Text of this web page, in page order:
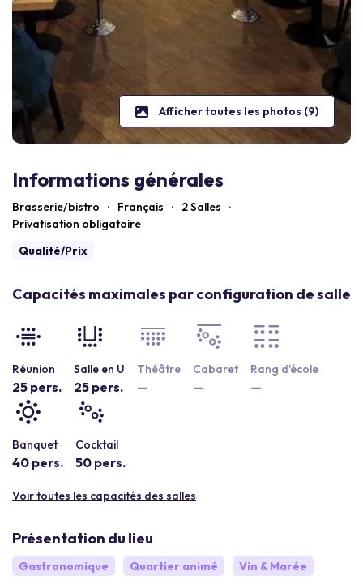
Afficher toutes les photos (9)
Informations générales
Brasserie/bistro · Français · 2 Salles
·
Privatisation obligatoire
Qualité/Prix
Capacités maximales par configuration de salle
Réunion
25 pers.
Salle en U
25 pers.
Théâtre
—
Cabaret
—
Rang d'école
—
Banquet
40 pers.
Cocktail
50 pers.
Voir toutes les capacités des salles
Présentation du lieu
Gastronomique Quartier animé
Vin & Marée